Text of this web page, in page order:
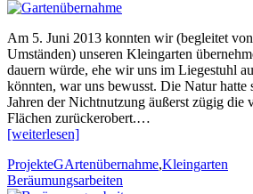
Am 5. Juni 2013 konnten wir (begleitet
Umständen) unseren Kleingarten
dauern würde, ehe wir uns im Liegestuhl
könnten, war uns bewusst. Die Natur hatte
Jahren der Nichtnutzung äußerst zügig die
Flächen zurückerobert.…
[weiterlesen]
Kategorien
ProjekteStichworte
GArtenübernahme,Kleingarten
Beräumungsarbeiten